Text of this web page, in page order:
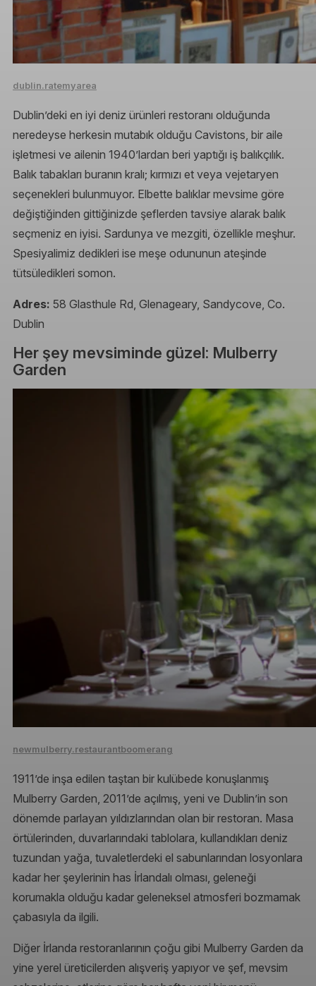
dublin.ratemyarea
Dublin’deki en iyi deniz ürünleri restoranı olduğunda
neredeyse herkesin mutabık olduğu Cavistons, bir aile
işletmesi ve ailenin 1940’lardan beri yaptığı iş balıkçılık.
Balık tabakları buranın kralı; kırmızı et veya vejetaryen
seçenekleri bulunmuyor. Elbette balıklar mevsime göre
değiştiğinden gittiğinizde şeflerden tavsiye alarak balık
seçmeniz en iyisi. Sardunya ve mezgiti, özellikle meşhur.
Spesiyalimiz dedikleri ise meşe odununun ateşinde
tütsüledikleri somon.
Adres: 58 Glasthule Rd, Glenageary, Sandycove, Co.
Dublin
Her şey mevsiminde güzel: Mulberry
Garden
newmulberry.restaurantboomerang
1911’de inşa edilen taştan bir kulübede konuşlanmış
Mulberry Garden, 2011’de açılmış, yeni ve Dublin’in son
dönemde parlayan yıldızlarından olan bir restoran. Masa
örtülerinden, duvarlarındaki tablolara, kullandıkları deniz
tuzundan yağa, tuvaletlerdeki el sabunlarından losyonlara
kadar her şeylerinin has İrlandalı olması, geleneği
korumakla olduğu kadar geleneksel atmosferi bozmamak
çabasıyla da ilgili.
Diğer İrlanda restoranlarının çoğu gibi Mulberry Garden da
yine yerel üreticilerden alışveriş yapıyor ve şef, mevsim